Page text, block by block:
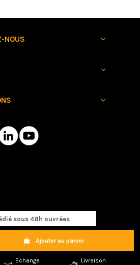
sous 48h ouvrées
Ajouter au panier
Echange
Livraison
NOUS
Tous droits réservés
47 boulevard